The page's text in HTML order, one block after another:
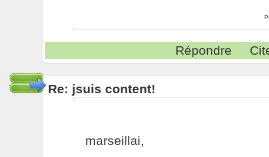
Répondre
Re: jsuis content!
marseillai,